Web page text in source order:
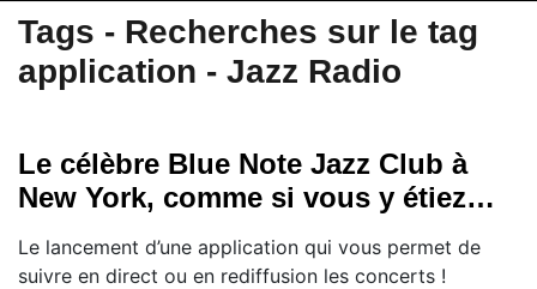
Tags - Recherches sur le tag
application - Jazz Radio
Le célèbre Blue Note Jazz Club à
New York, comme si vous y étiez…
Le lancement d’une application qui vous permet de
suivre en direct ou en rediffusion les concerts !